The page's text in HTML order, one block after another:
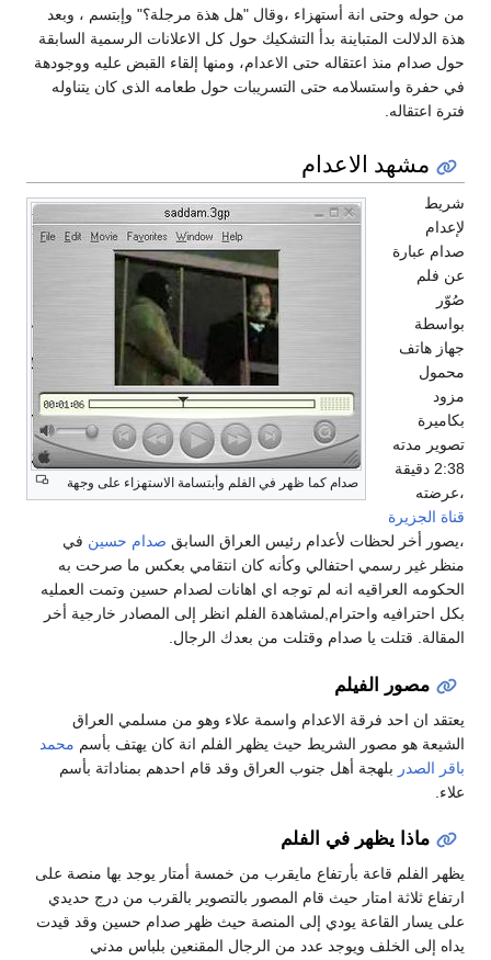
من حوله وحتى انة أستهزاء ،وقال "هل هذة مرجلة؟" وإبتسم ، وبعد
هذة الدلالت المتباينة بدأ التشكيك حول كل الاعلانات الرسمية السابقة
حول صدام منذ اعتقاله حتى الاعدام، ومنها إلقاء القبض عليه ووجودهة
في حفرة واستسلامه حتى التسريبات حول طعامه الذى كان يتناوله
فترة اعتقاله.
مشهد الاعدام
صدام كما ظهر في الفلم وأبتسامة الاستهزاء على وجهة
شريط
لإعدام
صدام عبارة
عن فلم
صُوّر
بواسطة
جهاز هاتف
محمول
مزود
بكاميرة
تصوير مدته
2:38 دقيقة
،عرضته
قناة الجزيرة
،يصور أخر لحظات لأعدام رئيس العراق السابق صدام حسين في
منظر غير رسمي احتفالي وكأنه كان انتقامي بعكس ما صرحت به
الحكومه العراقيه انه لم توجه اي اهانات لصدام حسين وتمت العمليه
بكل احترافيه واحترام,لمشاهدة الفلم انظر إلى المصادر خارجية أخر
المقالة. قتلت يا صدام وقتلت من بعدك الرجال.
مصور الفيلم
يعتقد ان احد فرقة الاعدام واسمة علاء وهو من مسلمي العراق
الشيعة هو مصور الشريط حيث يظهر الفلم انة كان يهتف بأسم محمد
باقر الصدر بلهجة أهل جنوب العراق وقد قام احدهم بمناداتة بأسم
علاء.
ماذا يظهر في الفلم
يظهر الفلم قاعة بأرتفاع مايقرب من خمسة أمتار يوجد بها منصة على
ارتفاع ثلاثة امتار حيث قام المصور بالتصوير بالقرب من درج حديدي
على يسار القاعة يودي إلى المنصة حيث ظهر صدام حسين وقد قيدت
يداه إلى الخلف ويوجد عدد من الرجال المقنعين بلباس مدني